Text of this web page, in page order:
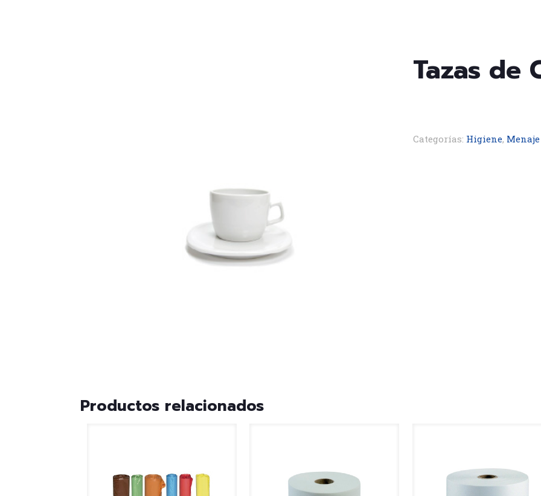
Tazas de
Categorías: Higiene, Menaje
Productos relacionados